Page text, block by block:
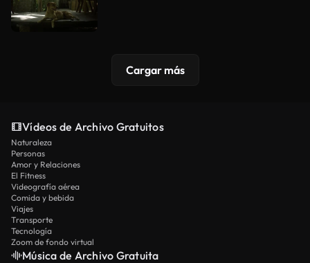
Cargar más
Vídeos de Archivo Gratuitos
Naturaleza
Personas
Amor y Relaciones
El Fitness
Videografía aérea
Comida y bebida
Viajes
Transporte
Tecnología
Zoom de fondo virtual
Música de Archivo Gratuita